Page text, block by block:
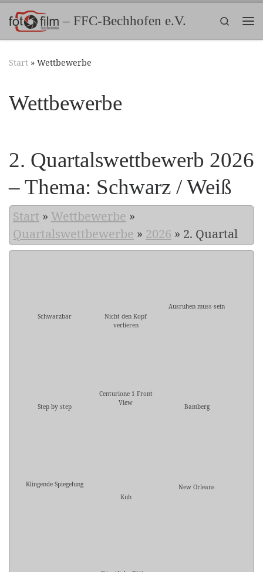
Zum Inhalt springen– FFC-Bechhofen e.V.
Search
Start » Wettbewerbe
Wettbewerbe
2. Quartalswettbewerb 2026
– Thema: Schwarz / Weiß
Start » Wettbewerbe »
Quartalswettbewerbe » 2026 » 2. Quartal
Schwarzbär
Nicht den Kopf
verlieren
Ausruhen muss sein
Step by step
Centurione 1 Front
View
Bamberg
Klingende Spiegelung
Kuh
New Orleans